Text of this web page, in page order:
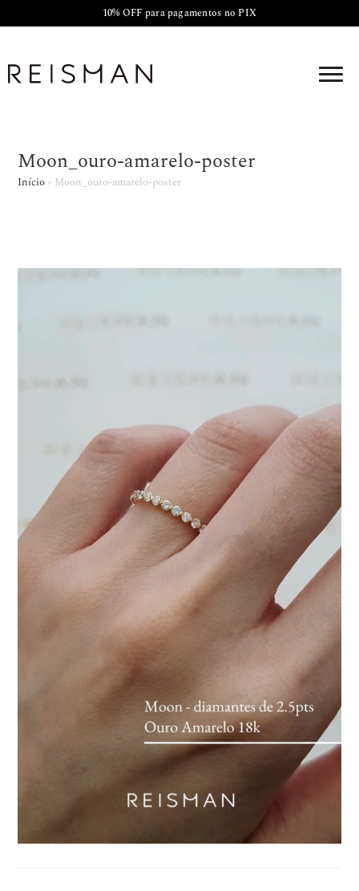
10% OFF para pagamentos no PIX
Moon_ouro-amarelo-poster
Início » Moon_ouro-amarelo-poster